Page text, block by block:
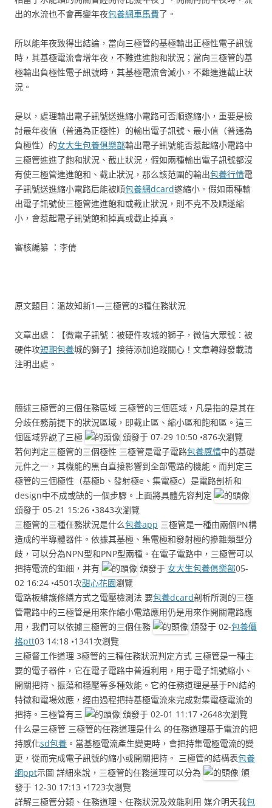
出的水流也不會再變年夜包養網車馬費了。
所以能年夜致得出結論，當向三極管的基極輸出正極性電子訊號
時，其基極電流會增年夜，不難進進飽和狀況；當向三極管的基
極輸出負極性電子訊號時，其基極電流會減小，不難進進截止狀
況。
是以，處理輸出電子訊號送進縮小電路可否順遂縮小，重要是檢
討最年夜值（普通為正極性）的輸出電子訊號、最小值（普通為
負極性）的女大生包養俱樂部輸出電子訊號能否惹起縮小電路中
三極管進進了飽和狀況、截止狀況，假如兩種輸出電子訊號都沒
有使三極管進進飽和、截止狀況，那么該范圍的輸出包養行情電
子訊號送進縮小電路后能被順包養網dcard遂縮小。假如兩種輸
出電子訊號使三極管進進飽和或截止狀況，則不克不及順遂縮
小，會惹起電子訊號飽和掉真或截止掉真。
審核編纂 ：李倩
原文題目：溫故知新1—三極管的3種任務狀況
文章出處：【微電子訊號：被硬件攻城的獅子，微信大眾號：被
硬件攻短期包養城的獅子】接待添加追蹤關心！文章轉錄發載請
注明出處。
簡述三極管的三個任務區域 三極管的三個區域，凡是指的是其在
分歧任務前提下的狀況區域，即截止區、縮小區和飽和區。這三
個區域界說了三極
頒發于 07-29 10:50 •876次瀏覽
若何判定三極管的三個極性 三極管是電子電路包養感情中的基礎
元件之一，其機能的黑白直接影響到全部電路的機能。而判定三
極管的三個極性（基極b、發射極e、集電極c）是電路剖析和
design中不成或缺的一個步驟。上面將具體先容判定
頒發于 05-21 15:26 •3843次瀏覽
三極管的三種任務狀況是什么包養app 三極管是一種由兩個PN構
造成的半導體器件。依據其基極、集電極和發射極的摻雜類型分
歧，可以分為NPN型和PNP型兩種。在電子電路中，三極管可以
把持電流的鉅細，并有
頒發于 女大生包養俱樂部05-
02 16:24 •4501次甜心花園瀏覽
電路板維護修繕方式之電壓檢測法 要包養dcard剖析所測的三極
管電路中的三極管是用來作縮小電路應用仍是用來作開關電路應
用，我們可以依據三極管的三個任務
頒發于 02-包養價
格ptt03 14:18 •1341次瀏覽
三極督工作道理 3極管的三種任務狀況判定方式 三極管是一種主
要的電子器件，它在電子電路中普遍利用，用于電子訊號縮小、
開關把持、振蕩和穩壓等多種效能。它的任務道理是基于PN結的
特徵和電場效應，經由過程把持基極電流來完成對集電極電流的
把持。三極管有三
頒發于 02-01 11:17 •2648次瀏覽
什么是三極管 三極管的任務道理是什么 的任務道理基于電流的把
持感化sd包養 。當基極電流產生變更時，會把持集電極電流的變
更，從而完成電子訊號的縮小或開關把持。 三極管的結構表包養
網ppt示圖 詳細來說，三極管的任務道理可以分為
頒
發于 12-30 17:13 •1723次瀏覽
詳解三極管分類、任務道理、任務狀況及效能利用 媒介明天我包